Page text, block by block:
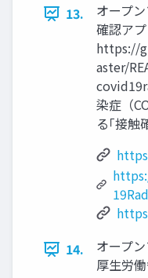
13.
オープ
確認ア
https://
aster/
染症（
る｢接触
14.
オープ
厚生労